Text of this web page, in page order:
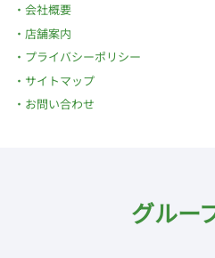
会社概要
店舗案内
プライバシーポリシー
サイトマップ
お問い合わせ
グルー